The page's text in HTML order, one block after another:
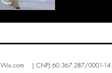
Wix.com | CNPJ 60.367.287/0001-14